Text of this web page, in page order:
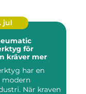
jul
för
kräver mer
har en
modern
När kraven